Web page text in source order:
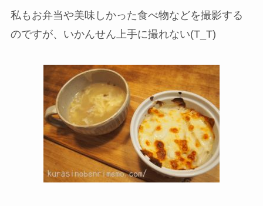
私もお弁当や美味しかった食べ物などを撮影する
のですが、いかんせん上手に撮れない(T_T)